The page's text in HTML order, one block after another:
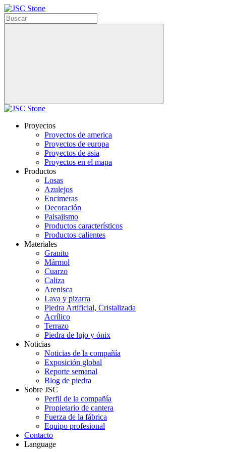
Proyectos
Proyectos de america
Proyectos de europa
Proyectos de asia
Proyectos en el mapa
Productos
Losas
Azulejos
Encimeras
Decoración
Paisajismo
Productos característicos
Productos calientes
Materiales
Granito
Mármol
Cuarzo
Caliza
Arenisca
Lava y pizarra
Piedra Artificial, Cristalizada
Acrílico
Terrazo
Piedra de lujo y ónix
Noticias
Noticias de la compañía
Exposición global
Reporte semanal
Blog de piedra
Sobre JSC
Perfil de la compañía
Propietario de cantera
Fuerza de la fábrica
Equipo profesional
Contacto
Language